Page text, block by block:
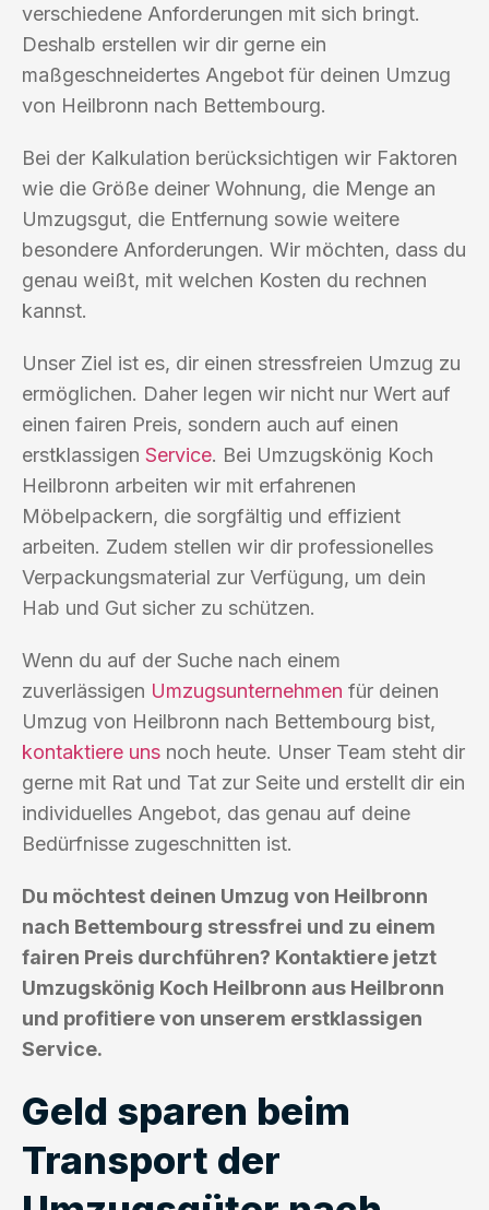
verschiedene Anforderungen mit sich bringt.
Deshalb erstellen wir dir gerne ein
maßgeschneidertes Angebot für deinen Umzug
von Heilbronn nach Bettembourg.
Bei der Kalkulation berücksichtigen wir Faktoren
wie die Größe deiner Wohnung, die Menge an
Umzugsgut, die Entfernung sowie weitere
besondere Anforderungen. Wir möchten, dass du
genau weißt, mit welchen Kosten du rechnen
kannst.
Unser Ziel ist es, dir einen stressfreien Umzug zu
ermöglichen. Daher legen wir nicht nur Wert auf
einen fairen Preis, sondern auch auf einen
erstklassigen Service. Bei Umzugskönig Koch
Heilbronn arbeiten wir mit erfahrenen
Möbelpackern, die sorgfältig und effizient
arbeiten. Zudem stellen wir dir professionelles
Verpackungsmaterial zur Verfügung, um dein
Hab und Gut sicher zu schützen.
Wenn du auf der Suche nach einem
zuverlässigen Umzugsunternehmen für deinen
Umzug von Heilbronn nach Bettembourg bist,
kontaktiere uns noch heute. Unser Team steht dir
gerne mit Rat und Tat zur Seite und erstellt dir ein
individuelles Angebot, das genau auf deine
Bedürfnisse zugeschnitten ist.
Du möchtest deinen Umzug von Heilbronn
nach Bettembourg stressfrei und zu einem
fairen Preis durchführen? Kontaktiere jetzt
Umzugskönig Koch Heilbronn aus Heilbronn
und profitiere von unserem erstklassigen
Service.
Geld sparen beim
Transport der